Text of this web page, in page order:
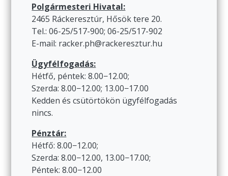
Polgármesteri Hivatal:
2465 Ráckeresztúr, Hősök tere 20.
Tel.: 06-25/517-900; 06-25/517-902
E-mail: racker.ph@rackeresztur.hu
Ügyfélfogadás:
Hétfő, péntek: 8.00−12.00;
Szerda: 8.00−12.00; 13.00−17.00
Kedden és csütörtökön ügyfélfogadás
nincs.
Pénztár:
Hétfő: 8.00−12.00;
Szerda: 8.00−12.00, 13.00−17.00;
Péntek: 8.00−12.00